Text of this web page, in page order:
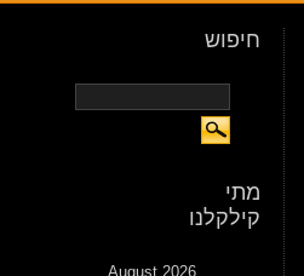
חיפוש
מתי
קילקלנו
August 2026